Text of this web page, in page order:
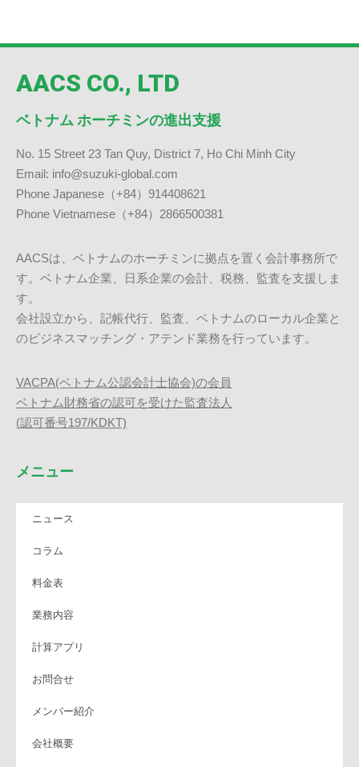
AACS CO., LTD
ベトナム ホーチミンの進出支援
No. 15 Street 23 Tan Quy, District 7, Ho Chi Minh City
Email: info@suzuki-global.com
Phone Japanese（+84）914408621
Phone Vietnamese（+84）2866500381
AACSは、ベトナムのホーチミンに拠点を置く会計事務所で
す。ベトナム企業、日系企業の会計、税務、監査を支援しま
す。
会社設立から、記帳代行、監査、ベトナムのローカル企業と
のビジネスマッチング・アテンド業務を行っています。
VACPA(ベトナム公認会計士協会)の会員
ベトナム財務省の認可を受けた監査法人
(認可番号197/KDKT)
メニュー
ニュース
コラム
料金表
業務内容
計算アプリ
お問合せ
メンバー紹介
会社概要